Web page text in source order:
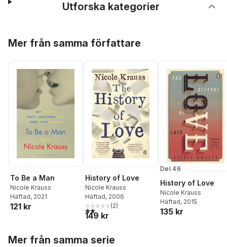
Utforska kategorier
Mer från samma författare
To Be a Man
Nicole Krauss
Häftad, 2021
121 kr
History of Love
Nicole Krauss
Häftad, 2006
2,0utav 5 stjärnor. Totalt antal röster:
(2)
149 kr
Del 46
History of Love
Nicole Krauss
Häftad, 2015
135 kr
Mer från samma serie